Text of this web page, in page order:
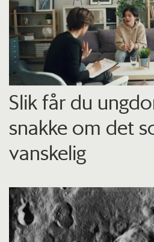
Slik får du
snakke om det
vanskelig